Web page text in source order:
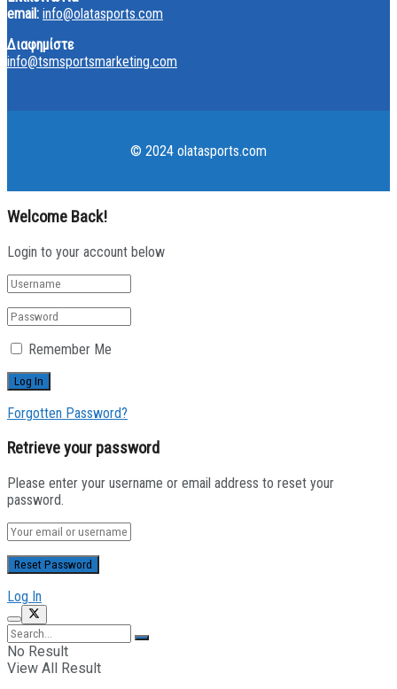
email: info@olatasports.com
Διαφημίστε
info@tsmsportsmarketing.com
© 2024 olatasports.com
Welcome Back!
Login to your account below
Remember Me
Forgotten Password?
Retrieve your password
Please enter your username or email address to reset your
password.
Log In
No Result
View All Result